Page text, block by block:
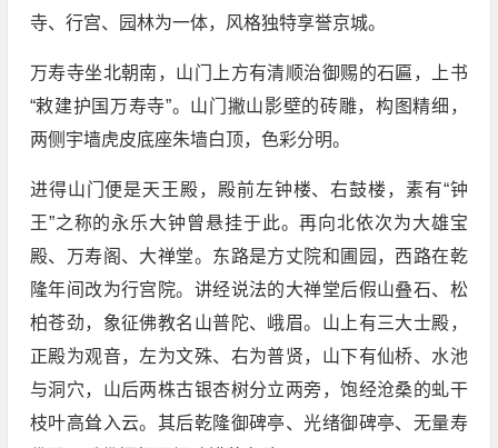
寺、行宫、园林为一体，风格独特享誉京城。
万寿寺坐北朝南，山门上方有清顺治御赐的石匾，上书
“敕建护国万寿寺”。山门撇山影壁的砖雕，构图精细，
两侧宇墙虎皮底座朱墙白顶，色彩分明。
进得山门便是天王殿，殿前左钟楼、右鼓楼，素有“钟
王”之称的永乐大钟曾悬挂于此。再向北依次为大雄宝
殿、万寿阁、大禅堂。东路是方丈院和圃园，西路在乾
隆年间改为行宫院。讲经说法的大禅堂后假山叠石、松
柏苍劲，象征佛教名山普陀、峨眉。山上有三大士殿，
正殿为观音，左为文殊、右为普贤，山下有仙桥、水池
与洞穴，山后两株古银杏树分立两旁，饱经沧桑的虬干
枝叶高耸入云。其后乾隆御碑亭、光绪御碑亭、无量寿